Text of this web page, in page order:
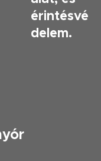
érintésvé
delem.